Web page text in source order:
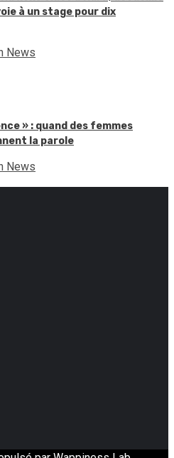
à un stage pour dix
News
» : quand des femmes
la parole
News